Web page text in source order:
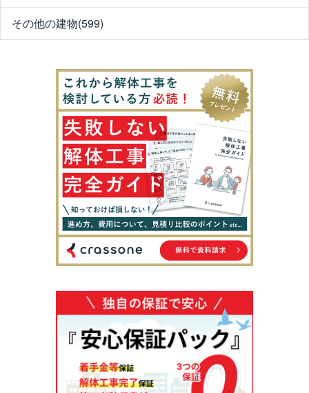
その他の建物(599)